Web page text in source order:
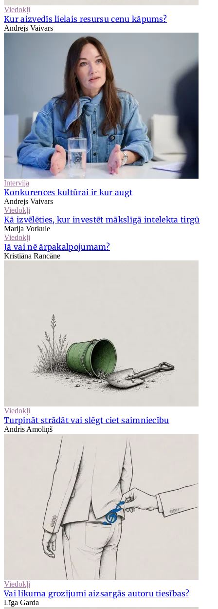
Viedokļi
Kur aizvedīs lielais resursu cenu kāpums?
Andrejs Vaivars
Intervija
Konkurences kultūrai ir kur augt
Andrejs Vaivars
Viedokļi
Kā izvēlēties, kur investēt mākslīgā intelekta tirgū
Marija Vorkule
Viedokļi
Jā vai nē ārpakalpojumam?
Kristiāna Rancāne
Viedokļi
Turpināt strādāt vai slēgt ciet saimniecību
Andris Amoliņš
Viedokļi
Vai likuma grozījumi aizsargās autoru tiesības?
Līga Garda